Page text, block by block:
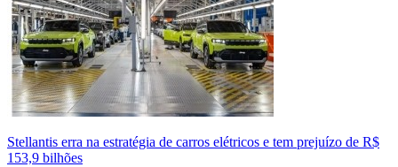
Stellantis erra na estratégia de carros elétricos e tem prejuízo de R$
153,9 bilhões